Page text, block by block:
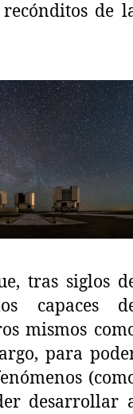
de
tras siglos
capaces
mismos
para
desarrollar